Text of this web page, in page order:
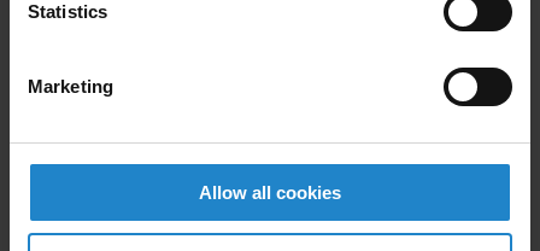
Statistics
Marketing
Allow all cookies